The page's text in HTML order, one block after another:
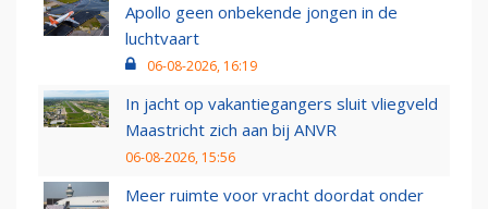
Apollo geen onbekende jongen in de
luchtvaart
06-08-2026, 16:19
In jacht op vakantiegangers sluit vliegveld
Maastricht zich aan bij ANVR
06-08-2026, 15:56
Meer ruimte voor vracht doordat onder